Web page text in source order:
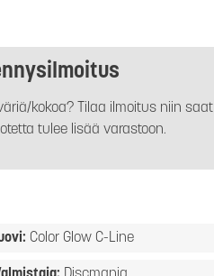
kokoa? Tilaa ilmoitus niin saat
tulee lisää varastoon.
Color Glow C-Line